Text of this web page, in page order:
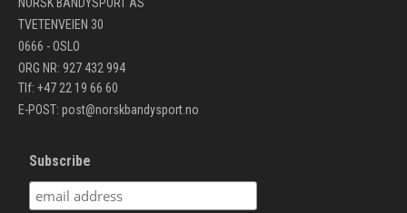
TVETENVEIEN 30
0666 - OSLO
ORG NR: 927 432 994
Tlf: +47 22 19 66 60
E-POST: post@norskbandysport.no
Subscribe